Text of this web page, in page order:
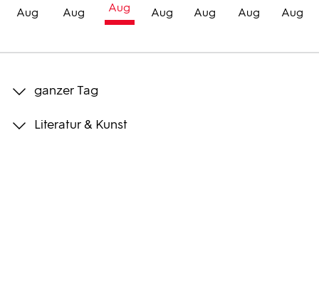
Trailer
Bilder
Aug Aug Aug Aug Aug Aug Aug
ganzer Tag
Literatur & Kunst